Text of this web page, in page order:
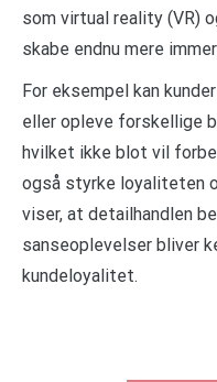
som virtual reality (VR)
skabe endnu mere
For eksempel kan
eller opleve forskellige
hvilket ikke blot vil
også styrke loyaliteten
viser, at detailhandlen
sanseoplevelser bliver
kundeloyalitet.